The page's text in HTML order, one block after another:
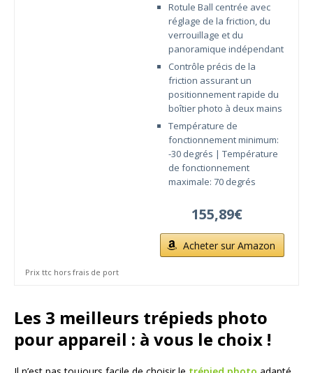
Rotule Ball centrée avec
réglage de la friction, du
verrouillage et du
panoramique indépendant
Contrôle précis de la
friction assurant un
positionnement rapide du
boîtier photo à deux mains
Température de
fonctionnement minimum:
-30 degrés | Température
de fonctionnement
maximale: 70 degrés
155,89€
Acheter sur Amazon
Prix ttc hors frais de port
Les 3 meilleurs trépieds photo
pour appareil : à vous le choix !